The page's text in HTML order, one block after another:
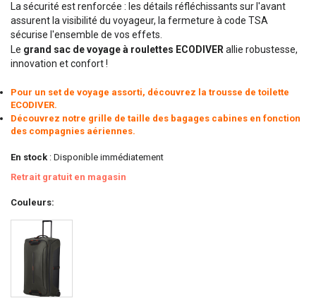
La sécurité est renforcée : les détails réfléchissants sur l'avant
assurent la visibilité du voyageur, la fermeture à code TSA
sécurise l'ensemble de vos effets.
Le grand sac de voyage à roulettes ECODIVERallie robustesse,
innovation et confort !
Pour un set de voyage assorti, découvrez la trousse de toilette
ECODIVER.
Découvrez notre grille de taille des bagages cabines en fonction
des compagnies aériennes.
En stock : Disponible immédiatement
Retrait gratuit en magasin
Couleurs